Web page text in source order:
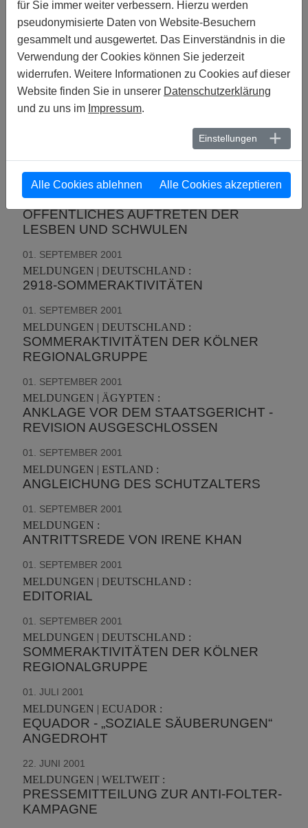
MELDUNGEN | MEXIKO :
RAZZIEN UND MARCHAS DEL ORGULLO:
SCHWULE UND LESBEN IN MEXIKO
01. DEZEMBER 2001
MELDUNGEN | MEXIKO :
DIE AIDS-EPIDEMIE UND IHRE FOLGEN
EINE LESBE IM PARLAMENT
01. DEZEMBER 2001
MELDUNGEN | MEXIKO :
ÖFFENTLICHES AUFTRETEN DER
LESBEN UND SCHWULEN
01. SEPTEMBER 2001
MELDUNGEN | DEUTSCHLAND :
2918-SOMMERAKTIVITÄTEN
01. SEPTEMBER 2001
MELDUNGEN | DEUTSCHLAND :
SOMMERAKTIVITÄTEN DER KÖLNER
REGIONALGRUPPE
01. SEPTEMBER 2001
MELDUNGEN | ÄGYPTEN :
ANKLAGE VOR DEM STAATSGERICHT -
REVISION AUSGESCHLOSSEN
01. SEPTEMBER 2001
MELDUNGEN | ESTLAND :
ANGLEICHUNG DES SCHUTZALTERS
01. SEPTEMBER 2001
MELDUNGEN :
ANTRITTSREDE VON IRENE KHAN
01. SEPTEMBER 2001
MELDUNGEN | DEUTSCHLAND :
EDITORIAL
01. SEPTEMBER 2001
MELDUNGEN | DEUTSCHLAND :
SOMMERAKTIVITÄTEN DER KÖLNER
REGIONALGRUPPE
01. JULI 2001
MELDUNGEN | ECUADOR :
EQUADOR - „SOZIALE SÄUBERUNGEN“
ANGEDROHT
22. JUNI 2001
MELDUNGEN | WELTWEIT :
PRESSEMITTEILUNG ZUR ANTI-FOLTER-
KAMPAGNE
für Sie immer weiter verbessern. Hierzu werden
pseudonymisierte Daten von Website-Besuchern
gesammelt und ausgewertet. Das Einverständnis in die
Verwendung der Cookies können Sie jederzeit
widerrufen. Weitere Informationen zu Cookies auf dieser
Website finden Sie in unserer Datenschutzerklärung
und zu uns im Impressum.
Einstellungen
Alle Cookies ablehnen Alle Cookies akzeptieren